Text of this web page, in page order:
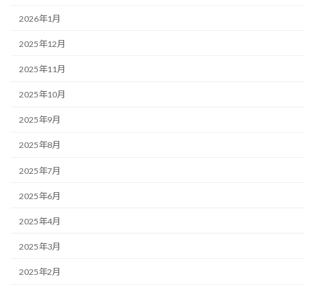
2026年1月
2025年12月
2025年11月
2025年10月
2025年9月
2025年8月
2025年7月
2025年6月
2025年4月
2025年3月
2025年2月